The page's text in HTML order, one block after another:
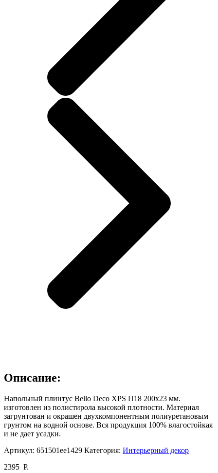
Описание:
Напольный плинтус Bello Deco XPS П18 200х23 мм.
изготовлен из полистирола высокой плотности. Материал
загрунтован и окрашен двухкомпонентным полиуретановым
грунтом на водной основе. Вся продукция 100% влагостойкая
и не дает усадки.
Артикул: 651501ee1429 Категория: Интерьерный декор
2395 Р.